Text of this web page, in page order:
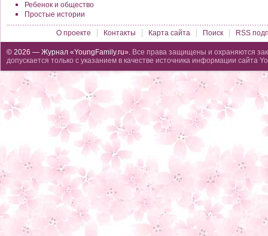
Ребенок и общество
Простые истории
О проекте Контакты Карта сайта Поиск RSS
© 2026 — Журнал «YoungFamily.ru». Все права защищены и охраняются
допускается только с указанием в качестве источника информации сайта